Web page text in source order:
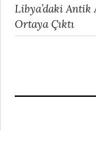
Libya’daki
Ortaya Çıktı